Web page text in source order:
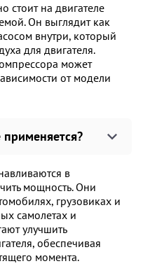
стоит на двигателе
Он выглядит как
внутри, который
для двигателя.
может
от модели
в
мощность. Они
грузовиках и
самолетах и
улучшить
обеспечивая
момента.